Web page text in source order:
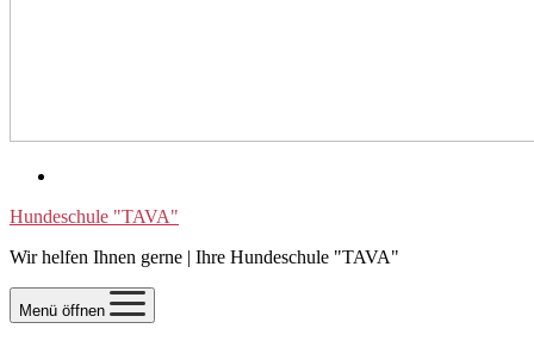
Hundeschule "TAVA"
Wir helfen Ihnen gerne | Ihre Hundeschule "TAVA"
Menü öffnen